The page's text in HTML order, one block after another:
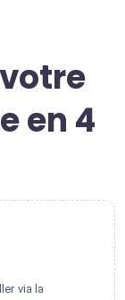
en 4
via la